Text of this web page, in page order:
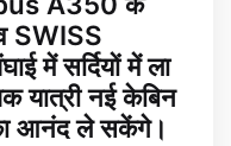
SWISS
में सर्दियों में ला
यात्री नई केबिन
आनंद ले सकेंगे।